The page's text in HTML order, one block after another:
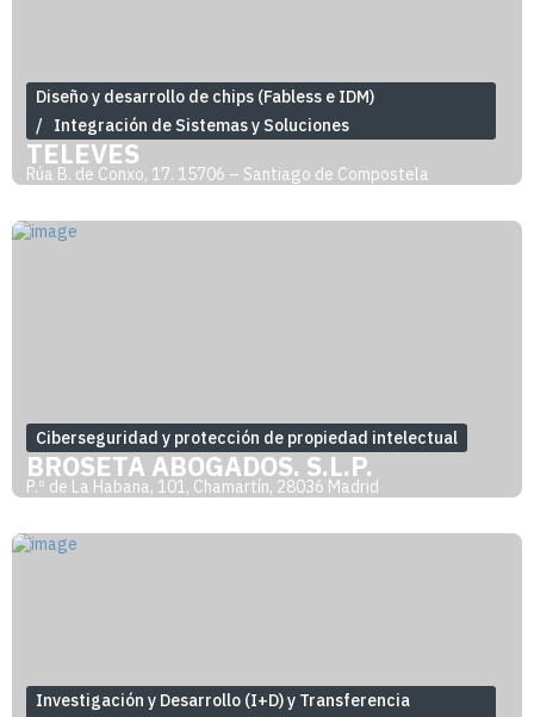
Diseño y desarrollo de chips (Fabless e IDM)
Integración de Sistemas y Soluciones
TELEVÉS
Rúa B. de Conxo, 17. 15706 – Santiago de Compostela
Ciberseguridad y protección de propiedad intelectual
BROSETA ABOGADOS, S.L.P.
P.º de La Habana, 101, Chamartín, 28036 Madrid
Investigación y Desarrollo (I+D) y Transferencia